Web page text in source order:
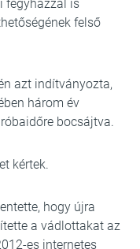
fegyházzal is
felső
azt indítványozta,
három év
bocsájtva.
kértek.
hogy újra
a vádlottakat az
es internetes